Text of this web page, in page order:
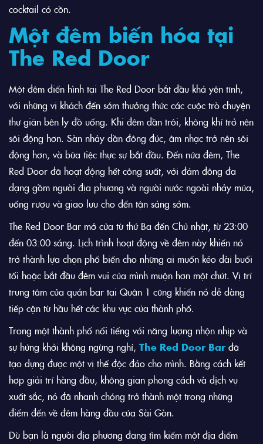
cocktail có cồn.
Một đêm biến hóa tại
The Red Door
Một đêm điển hình tại The Red Door bắt đầu khá yên tĩnh,
với những vị khách đến sớm thưởng thức các cuộc trò chuyện
thư giãn bên ly đồ uống. Khi đêm dần trôi, không khí trở nên
sôi động hơn. Sàn nhảy dần đông đúc, âm nhạc trở nên sôi
động hơn, và bữa tiệc thực sự bắt đầu. Đến nửa đêm, The
Red Door đã hoạt động hết công suất, với đám đông đa
dạng gồm người địa phương và người nước ngoài nhảy múa,
uống rượu và giao lưu cho đến tận sáng sớm.
The Red Door Bar mở cửa từ thứ Ba đến Chủ nhật, từ 23:00
đến 03:00 sáng. Lịch trình hoạt động về đêm này khiến nó
trở thành lựa chọn phổ biến cho những ai muốn kéo dài buổi
tối hoặc bắt đầu đêm vui của mình muộn hơn một chút. Vị trí
trung tâm của quán bar tại Quận 1 cũng khiến nó dễ dàng
tiếp cận từ hầu hết các khu vực của thành phố.
Trong một thành phố nổi tiếng với năng lượng nhộn nhịp và
sự hứng khởi không ngừng nghỉ, The Red Door Bar đã
tạo dựng được một vị thế độc đáo cho mình. Bằng cách kết
hợp giải trí hàng đầu, không gian phong cách và dịch vụ
xuất sắc, nó đã nhanh chóng trở thành một trong những
điểm đến về đêm hàng đầu của Sài Gòn.
Dù bạn là người địa phương đang tìm kiếm một địa điểm